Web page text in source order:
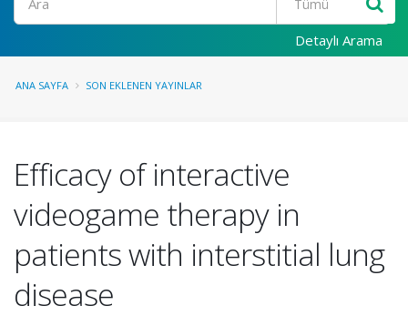
Detaylı Arama
ANA SAYFA SON EKLENEN YAYINLAR
Efficacy of interactive
videogame therapy in
patients with interstitial lung
disease